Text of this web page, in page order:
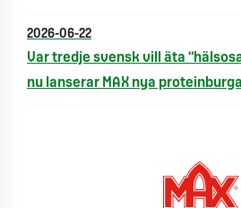
2026-06-22
Var tredje svensk vill äta
nu lanserar MAX nya